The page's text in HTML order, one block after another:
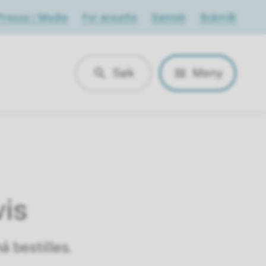
/ Media For ansatte Samisk Bokmål
Søk Meny
bestilles.